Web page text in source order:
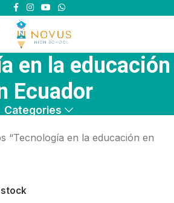
en la educación
Ecuador
Categories
“Tecnología en la educación en
stock